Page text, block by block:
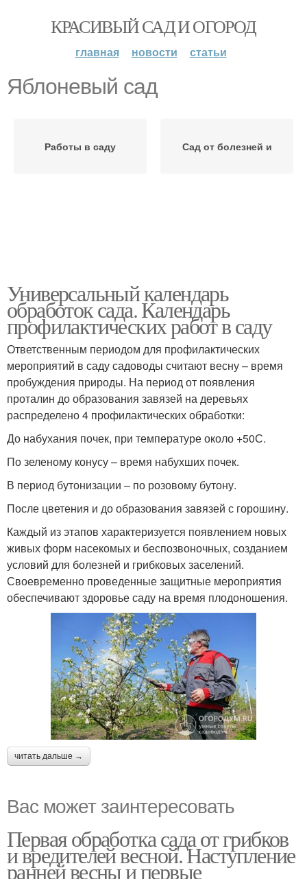
КРАСИВЫЙ САД И ОГОРОД
главная новости статьи
Яблоневый сад
Работы в саду Сад от болезней и
Универсальный календарь
обработок сада. Календарь
профилактических работ в саду
Ответственным периодом для профилактических
мероприятий в саду садоводы считают весну – время
пробуждения природы. На период от появления
проталин до образования завязей на деревьях
распределено 4 профилактических обработки:
До набухания почек, при температуре около +50С.
По зеленому конусу – время набухших почек.
В период бутонизации – по розовому бутону.
После цветения и до образования завязей с горошину.
Каждый из этапов характеризуется появлением новых
живых форм насекомых и беспозвоночных, созданием
условий для болезней и грибковых заселений.
Своевременно проведенные защитные мероприятия
обеспечивают здоровье саду на время плодоношения.
читать дальше →
Вас может заинтересовать
Первая обработка сада от грибков
и вредителей весной. Наступление
ранней весны и первые